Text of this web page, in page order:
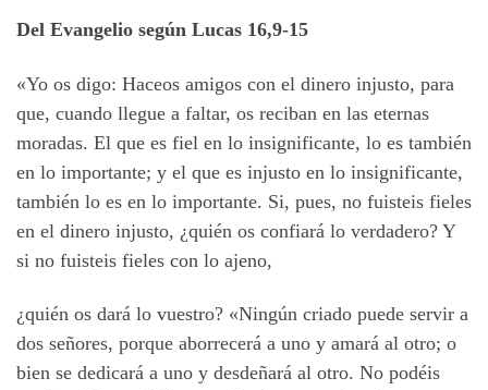
Del Evangelio según Lucas 16,9-15
«Yo os digo: Haceos amigos con el dinero injusto, para
que, cuando llegue a faltar, os reciban en las eternas
moradas. El que es fiel en lo insignificante, lo es también
en lo importante; y el que es injusto en lo insignificante,
también lo es en lo importante. Si, pues, no fuisteis fieles
en el dinero injusto, ¿quién os confiará lo verdadero? Y
si no fuisteis fieles con lo ajeno,
¿quién os dará lo vuestro? «Ningún criado puede servir a
dos señores, porque aborrecerá a uno y amará al otro; o
bien se dedicará a uno y desdeñará al otro. No podéis